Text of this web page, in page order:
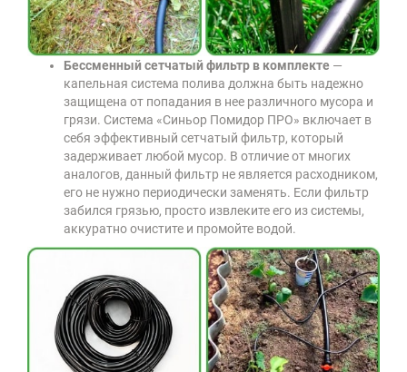
Бессменный сетчатый фильтр в комплекте —
капельная система полива должна быть надежно
защищена от попадания в нее различного мусора и
грязи. Система «Синьор Помидор ПРО» включает в
себя эффективный сетчатый фильтр, который
задерживает любой мусор. В отличие от многих
аналогов, данный фильтр не является расходником,
его не нужно периодически заменять. Если фильтр
забился грязью, просто извлеките его из системы,
аккуратно очистите и промойте водой.